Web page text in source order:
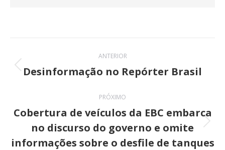
Navegação
de
ANTERIOR
Post
Desinformação no Repórter Brasil
PRÓXIMO
Próximo
post:
Cobertura de veículos da EBC embarca
no discurso do governo e omite
informações sobre o desfile de tanques